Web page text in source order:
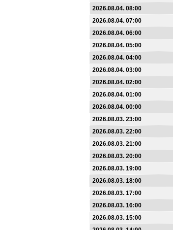
2026.08.04. 08:00
2026.08.04. 07:00
2026.08.04. 06:00
2026.08.04. 05:00
2026.08.04. 04:00
2026.08.04. 03:00
2026.08.04. 02:00
2026.08.04. 01:00
2026.08.04. 00:00
2026.08.03. 23:00
2026.08.03. 22:00
2026.08.03. 21:00
2026.08.03. 20:00
2026.08.03. 19:00
2026.08.03. 18:00
2026.08.03. 17:00
2026.08.03. 16:00
2026.08.03. 15:00